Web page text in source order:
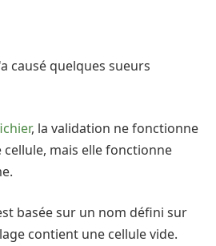
causé quelques sueurs
, la validation ne fonctionne
mais elle fonctionne
basée sur un nom défini sur
contient une cellule vide.